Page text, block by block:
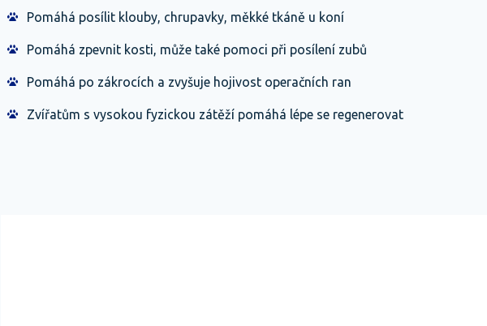
Pomáhá posílit klouby, chrupavky, měkké tkáně u koní
Pomáhá zpevnit kosti, může také pomoci při posílení zubů
Pomáhá po zákrocích a zvyšuje hojivost operačních ran
Zvířatům s vysokou fyzickou zátěží pomáhá lépe se regenerovat